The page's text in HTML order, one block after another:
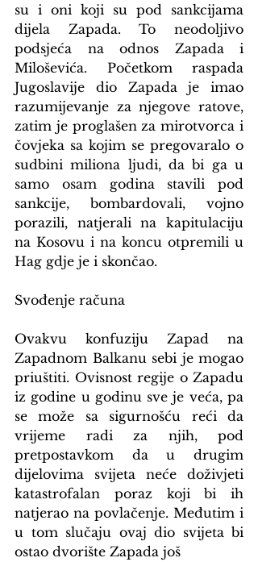
su i oni koji su pod sankcijama
dijela Zapada. To neodoljivo
podsjeća na odnos Zapada i
Miloševića. Početkom raspada
Jugoslavije dio Zapada je imao
razumijevanje za njegove ratove,
zatim je proglašen za mirotvorca i
čovjeka sa kojim se pregovaralo o
sudbini miliona ljudi, da bi ga u
samo osam godina stavili pod
sankcije, bombardovali, vojno
porazili, natjerali na kapitulaciju
na Kosovu i na koncu otpremili u
Hag gdje je i skončao.
Svođenje računa
Ovakvu konfuziju Zapad na
Zapadnom Balkanu sebi je mogao
priuštiti. Ovisnost regije o Zapadu
iz godine u godinu sve je veća, pa
se može sa sigurnošću reći da
vrijeme radi za njih, pod
pretpostavkom da u drugim
dijelovima svijeta neće doživjeti
katastrofalan poraz koji bi ih
natjerao na povlačenje. Međutim i
u tom slučaju ovaj dio svijeta bi
ostao dvorište Zapada još